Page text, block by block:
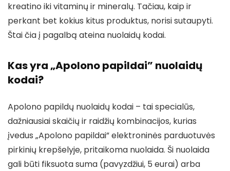
kreatino iki vitaminų ir mineralų. Tačiau, kaip ir
perkant bet kokius kitus produktus, norisi sutaupyti.
Štai čia į pagalbą ateina nuolaidų kodai.
Kas yra „Apolono papildai” nuolaidų
kodai?
Apolono papildų nuolaidų kodai – tai specialūs,
dažniausiai skaičių ir raidžių kombinacijos, kurias
įvedus „Apolono papildai” elektroninės parduotuvės
pirkinių krepšelyje, pritaikoma nuolaida. Ši nuolaida
gali būti fiksuota suma (pavyzdžiui, 5 eurai) arba